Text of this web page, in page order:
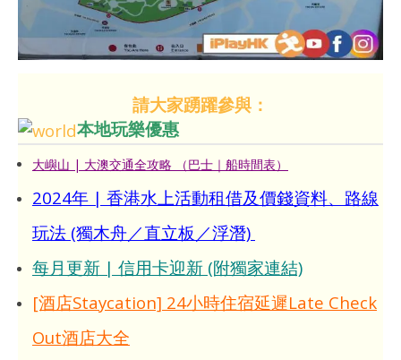
請大家踴躍參與：
本地玩樂優惠
大嶼山 | 大澳交通全攻略 （巴士｜船時間表）
2024年 | 香港水上活動租借及價錢資料、路線
玩法 (獨木舟／直立板／浮潛)
每月更新 | 信用卡迎新 (附獨家連結)
[酒店Staycation] 24小時住宿延遲Late Check
Out酒店大全